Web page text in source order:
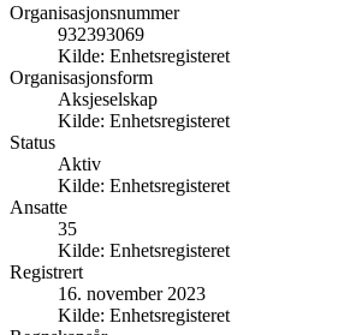
Organisasjonsnummer
932393069
Kilde: Enhetsregisteret
Organisasjonsform
Aksjeselskap
Kilde: Enhetsregisteret
Status
Aktiv
Kilde: Enhetsregisteret
Ansatte
35
Kilde: Enhetsregisteret
Registrert
16. november 2023
Kilde: Enhetsregisteret